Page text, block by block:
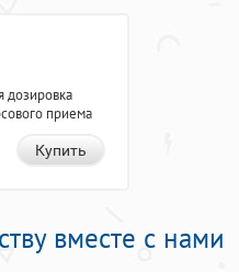
дозировка
приема
Купить
вместе с нами